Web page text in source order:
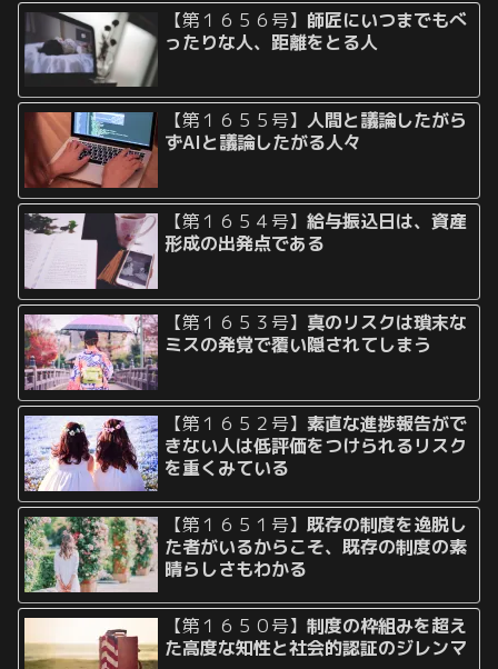
【第１６５６号】 師匠にいつまでもべ
ったりな人、距離をとる人
【第１６５５号】人間と議論したがら
ずAIと議論したがる人々
【第１６５４号】給与振込日は、資産
形成の出発点である
【第１６５３号】 真のリスクは瑣末な
ミスの発覚で覆い隠されてしまう
【第１６５２号】素直な進捗報告がで
きない人は低評価をつけられるリスク
を重くみている
【第１６５１号】既存の制度を逸脱し
た者がいるからこそ、既存の制度の素
晴らしさもわかる
【第１６５０号】制度の枠組みを超え
た高度な知性と社会的認証のジレンマ